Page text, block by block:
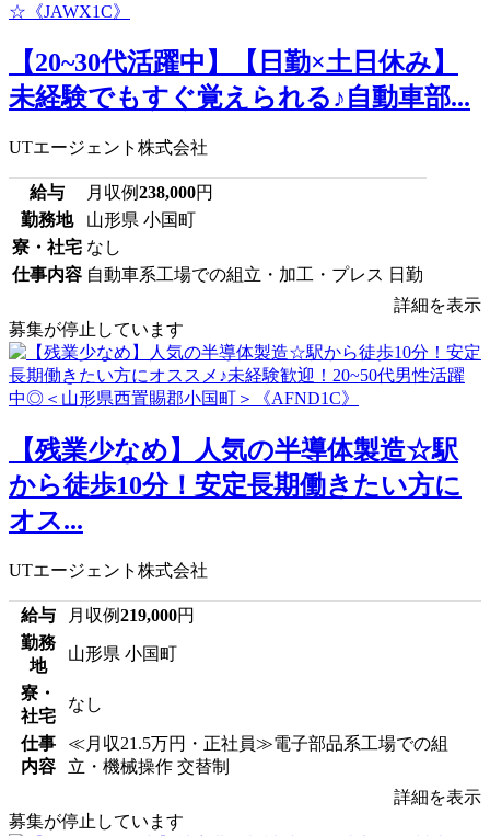
【20~30代活躍中】【日勤×土日休み】
未経験でもすぐ覚えられる♪自動車部...
UTエージェント株式会社
給与 月収例238,000円
勤務地
山形県 小国町
寮・社宅 なし
仕事内容 自動車系工場での組立・加工・プレス 日勤
詳細を表示
募集が停止しています
【残業少なめ】人気の半導体製造☆駅
から徒歩10分！安定長期働きたい方に
オス...
UTエージェント株式会社
給与 月収例219,000円
勤務
地
山形県 小国町
寮・
社宅
なし
仕事
内容
≪月収21.5万円・正社員≫電子部品系工場での組
立・機械操作 交替制
詳細を表示
募集が停止しています